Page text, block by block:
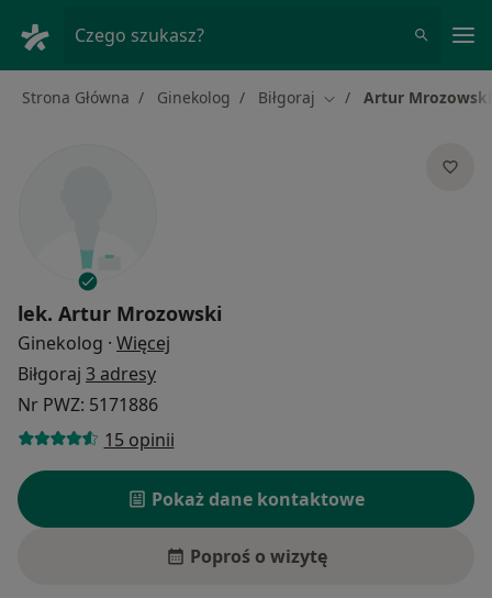
Czego szukasz?
Strona Główna Ginekolog Biłgoraj Zmień miasto
Artur Mrozowski
lek. Artur Mrozowski
Ginekolog · Więcej
Biłgoraj 3 adresy
Nr PWZ: 5171886
15 opinii
Pokaż dane kontaktowe
Poproś o wizytę